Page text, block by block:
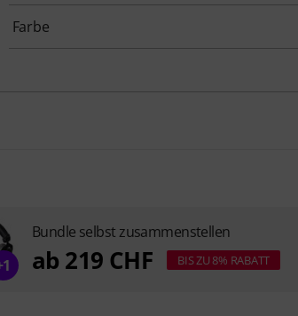
Farbe
Bundle selbst zusammenstellen
ab 219 CHF BIS ZU 8% RABATT